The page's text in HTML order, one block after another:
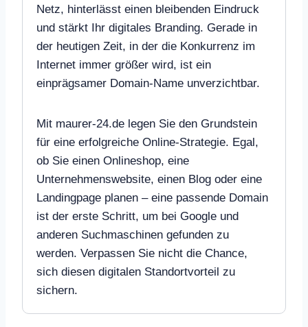
Netz, hinterlässt einen bleibenden Eindruck
und stärkt Ihr digitales Branding. Gerade in
der heutigen Zeit, in der die Konkurrenz im
Internet immer größer wird, ist ein
einprägsamer Domain-Name unverzichtbar.
Mit maurer-24.de legen Sie den Grundstein
für eine erfolgreiche Online-Strategie. Egal,
ob Sie einen Onlineshop, eine
Unternehmenswebsite, einen Blog oder eine
Landingpage planen – eine passende Domain
ist der erste Schritt, um bei Google und
anderen Suchmaschinen gefunden zu
werden. Verpassen Sie nicht die Chance,
sich diesen digitalen Standortvorteil zu
sichern.